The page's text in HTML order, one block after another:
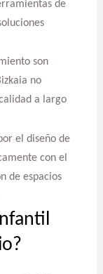
de
son
no
a largo
el diseño de
con el
de espacios